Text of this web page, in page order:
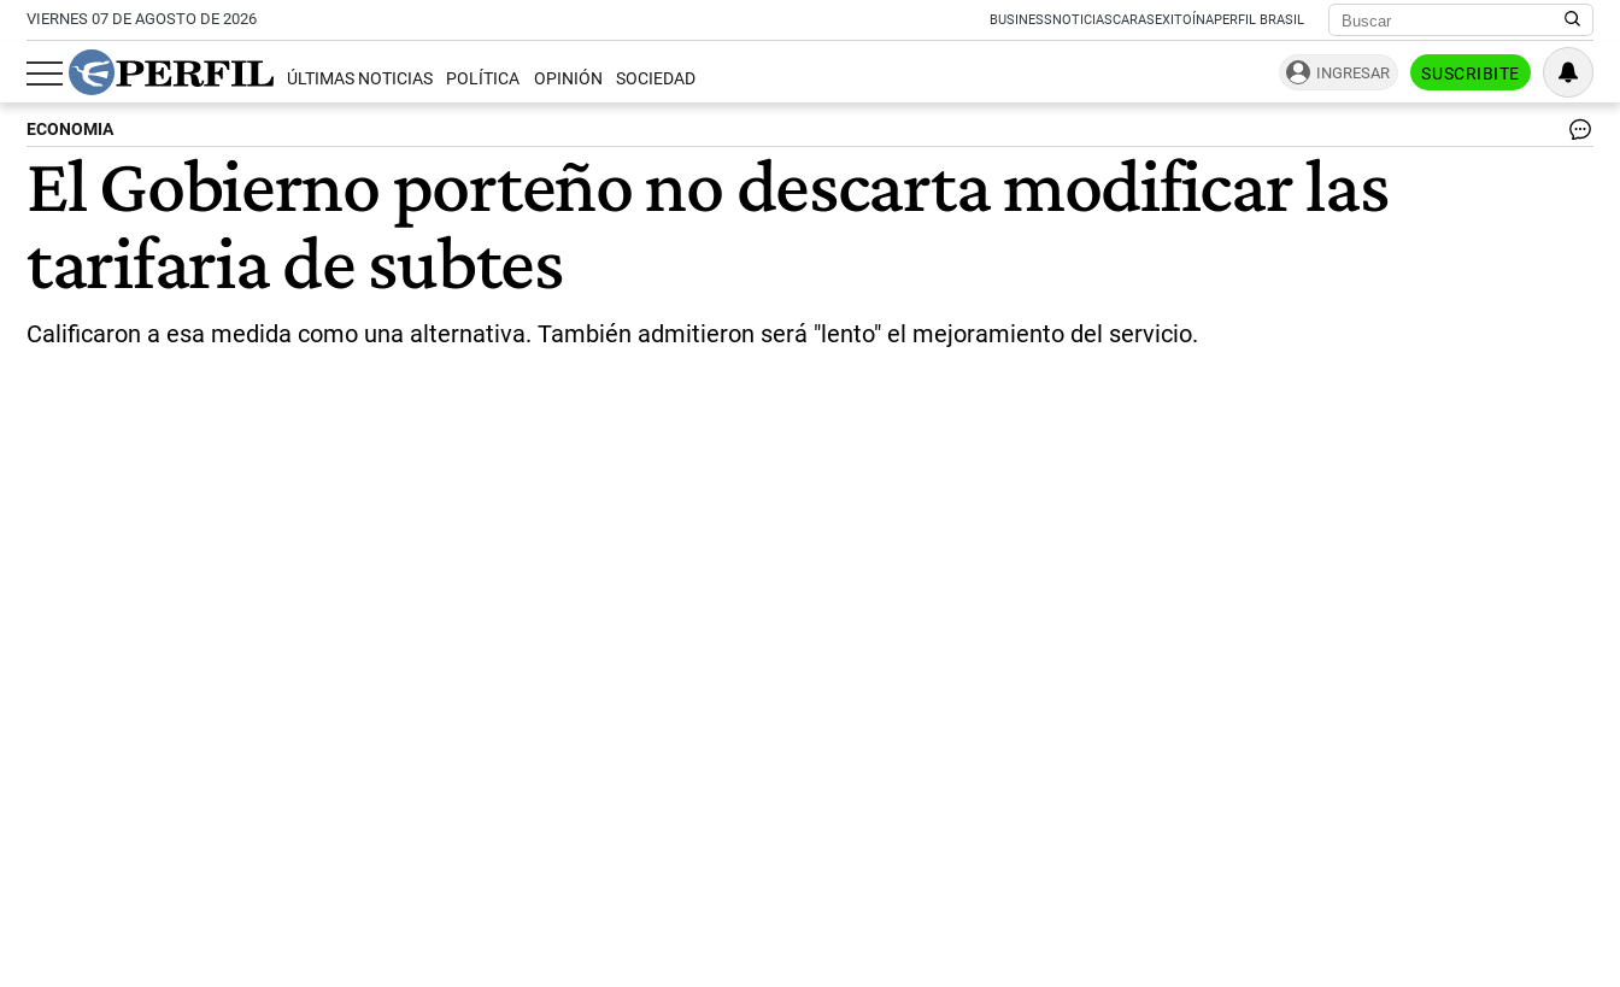
VIERNES 07 DE AGOSTO DE 2026 BUSINESSNOTICIASCARASEXITOÍNAPERFIL BRASIL
ÚLTIMAS NOTICIAS POLÍTICA OPINIÓN SOCIEDAD INGRESAR SUSCRIBITE
ECONOMIA
El Gobierno porteño no descarta modificar las
tarifaria de subtes
Calificaron a esa medida como una alternativa. También admitieron será "lento" el mejoramiento del servicio.